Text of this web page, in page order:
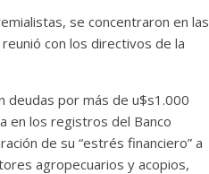
se concentraron en las
con los directivos de la
deudas por más de u$s1.000
en los registros del Banco
de su “estrés financiero” a
agropecuarios y acopios,